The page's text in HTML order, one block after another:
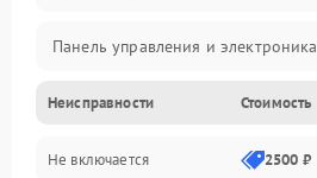
Панель управления и электроника
Дверца и корпус
Механика и внутренние элементы
Неисправности Стоимость
Не включается 2500 ₽